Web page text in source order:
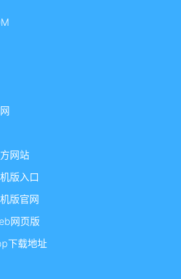
网站
版入口
版官网
网页版
下载地址